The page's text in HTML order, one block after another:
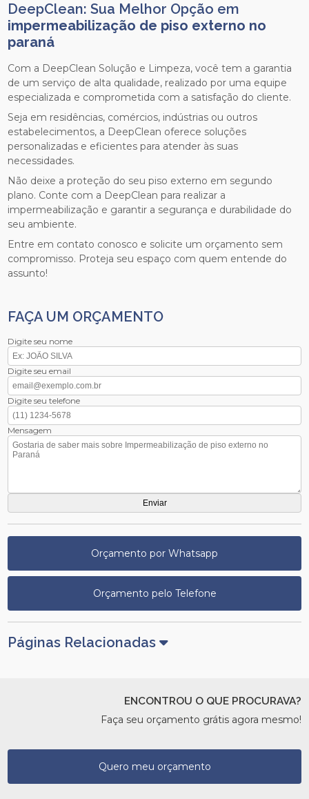
DeepClean: Sua Melhor Opção em
impermeabilização de piso externo no
paraná
Com a DeepClean Solução e Limpeza, você tem a garantia
de um serviço de alta qualidade, realizado por uma equipe
especializada e comprometida com a satisfação do cliente.
Seja em residências, comércios, indústrias ou outros
estabelecimentos, a DeepClean oferece soluções
personalizadas e eficientes para atender às suas
necessidades.
Não deixe a proteção do seu piso externo em segundo
plano. Conte com a DeepClean para realizar a
impermeabilização e garantir a segurança e durabilidade do
seu ambiente.
Entre em contato conosco e solicite um orçamento sem
compromisso. Proteja seu espaço com quem entende do
assunto!
FAÇA UM ORÇAMENTO
Digite seu nome
Digite seu email
Digite seu telefone
Mensagem
Orçamento por Whatsapp
Orçamento pelo Telefone
Páginas Relacionadas
ENCONTROU O QUE PROCURAVA?
Faça seu orçamento grátis agora mesmo!
Quero meu orçamento